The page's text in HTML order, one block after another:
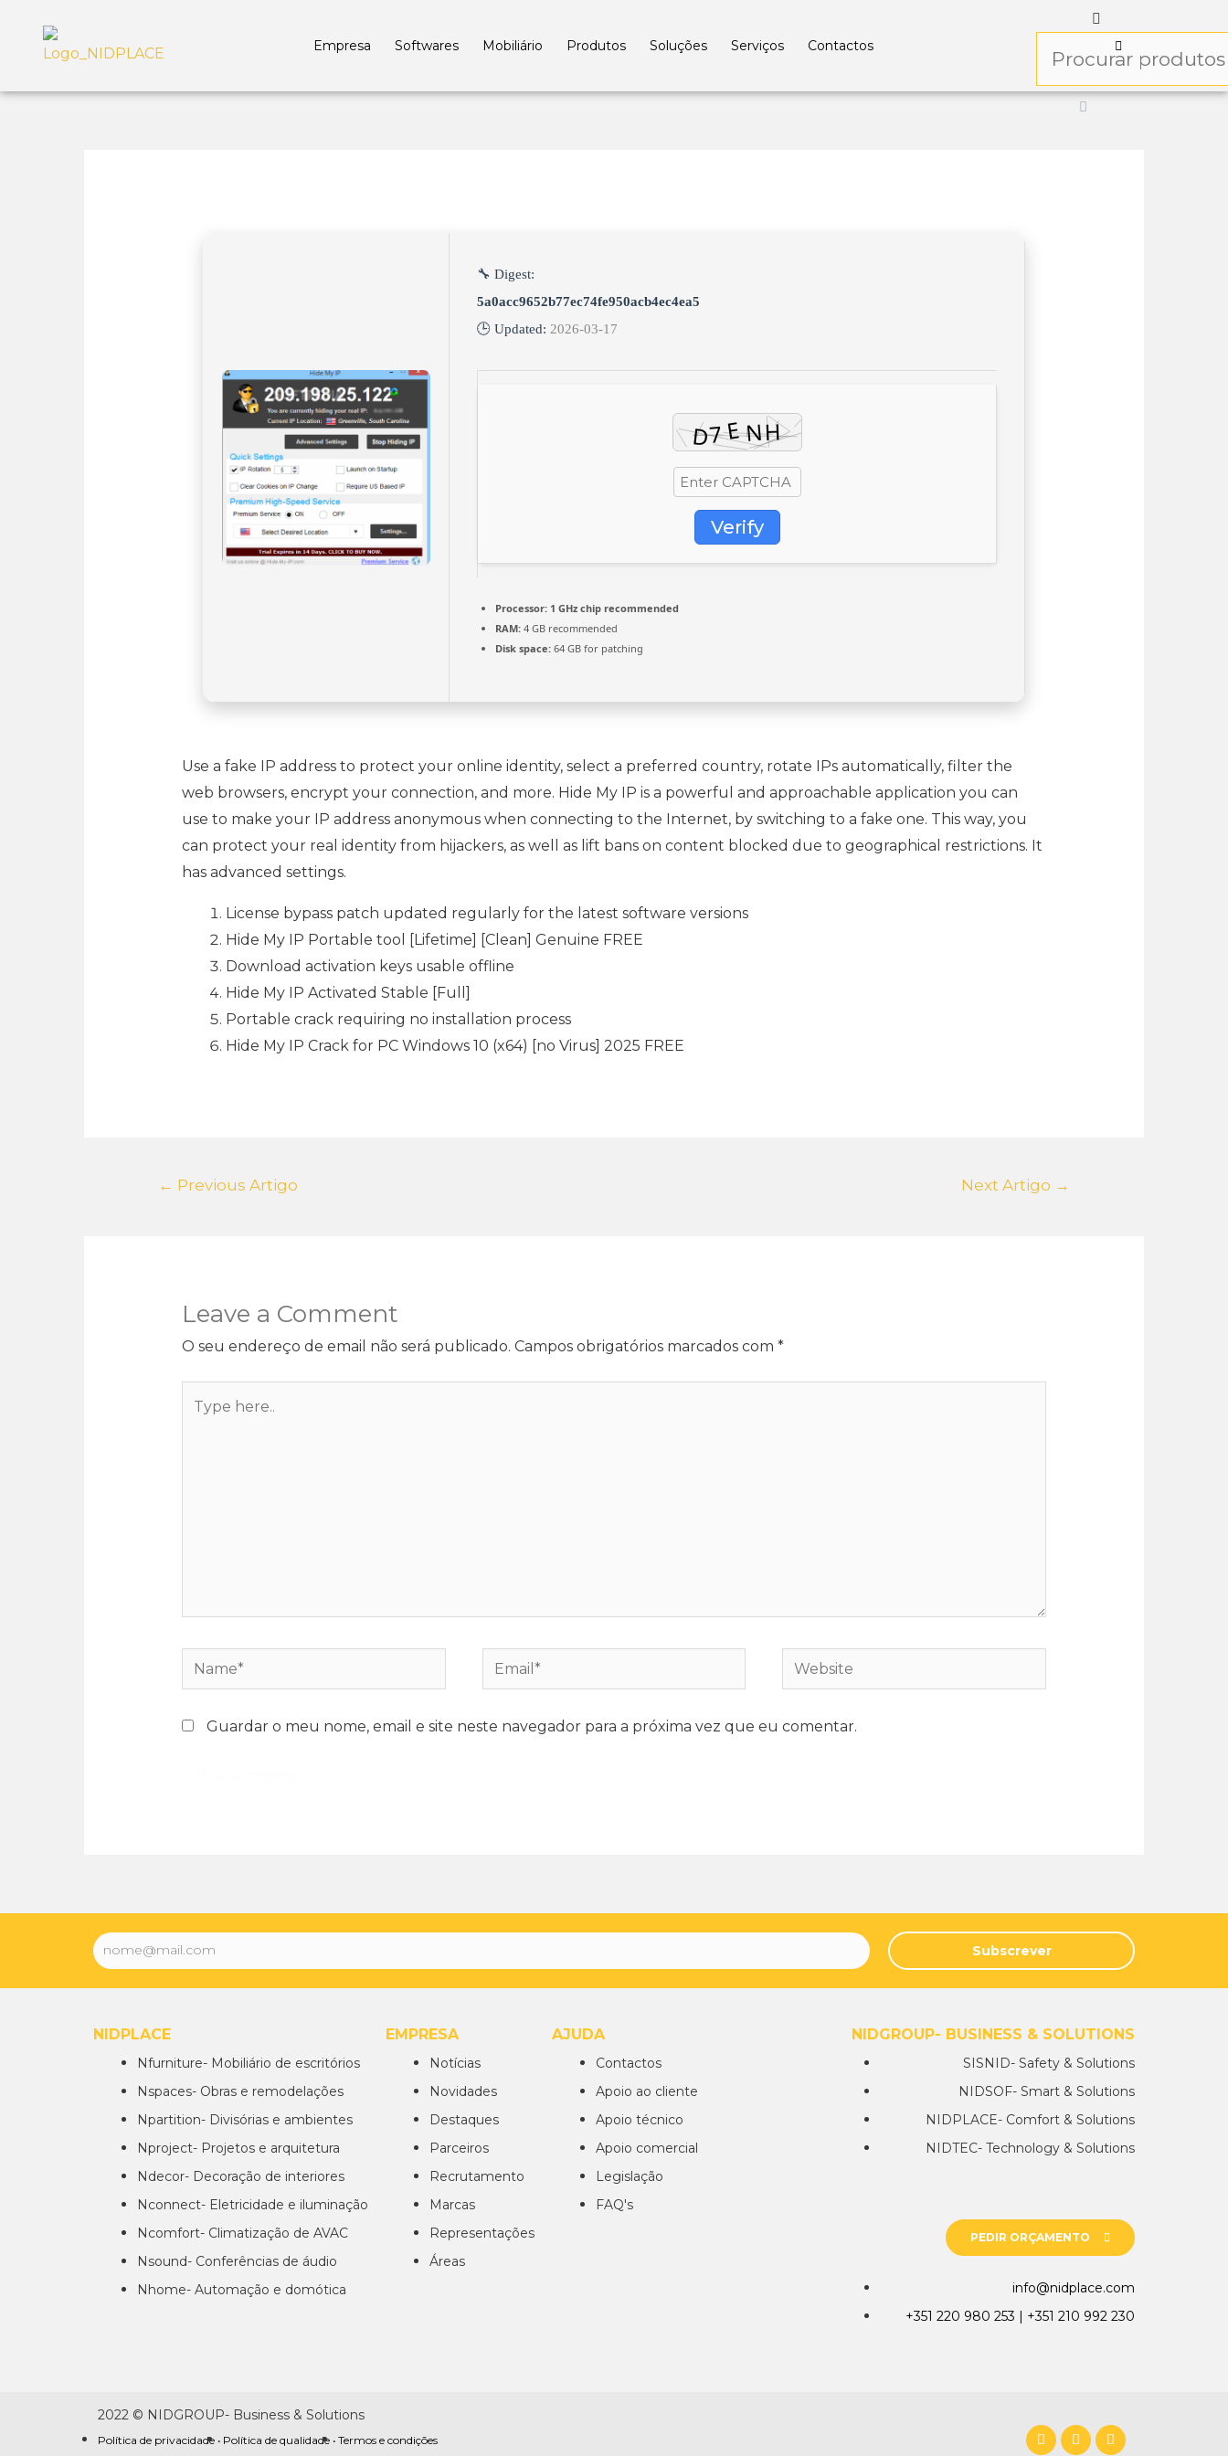
Empresa Softwares Mobiliário Produtos Soluções Serviços Contactos
🔧 Digest:
5a0acc9652b77ec74fe950acb4ec4ea5
🕒 Updated: 2026-03-17
Verify
Processor: 1 GHz chip recommended
RAM: 4 GB recommended
Disk space: 64 GB for patching
Use a fake IP address to protect your online identity, select a preferred country, rotate IPs automatically, filter the
web browsers, encrypt your connection, and more. Hide My IP is a powerful and approachable application you can
use to make your IP address anonymous when connecting to the Internet, by switching to a fake one. This way, you
can protect your real identity from hijackers, as well as lift bans on content blocked due to geographical restrictions. It
has advanced settings.
License bypass patch updated regularly for the latest software versions
Hide My IP Portable tool [Lifetime] [Clean] Genuine FREE
Download activation keys usable offline
Hide My IP Activated Stable [Full]
Portable crack requiring no installation process
Hide My IP Crack for PC Windows 10 (x64) [no Virus] 2025 FREE
← Previous Artigo Next Artigo →
Leave a Comment
O seu endereço de email não será publicado. Campos obrigatórios marcados com *
Guardar o meu nome, email e site neste navegador para a próxima vez que eu comentar.
Subscrever
NIDPLACE
Nfurniture- Mobiliário de escritórios
Nspaces- Obras e remodelações
Npartition- Divisórias e ambientes
Nproject- Projetos e arquitetura
Ndecor- Decoração de interiores
Nconnect- Eletricidade e iluminação
Ncomfort- Climatização de AVAC
Nsound- Conferências de áudio
Nhome- Automação e domótica
EMPRESA
Notícias
Novidades
Destaques
Parceiros
Recrutamento
Marcas
Representações
Áreas
AJUDA
Contactos
Apoio ao cliente
Apoio técnico
Apoio comercial
Legislação
FAQ's
NIDGROUP- BUSINESS & SOLUTIONS
SISNID- Safety & Solutions
NIDSOF- Smart & Solutions
NIDPLACE- Comfort & Solutions
NIDTEC- Technology & Solutions
PEDIR ORÇAMENTO
info@nidplace.com
+351 220 980 253 | +351 210 992 230
2022 © NIDGROUP- Business & Solutions
Política de privacidade • Política de qualidade • Termos e condições